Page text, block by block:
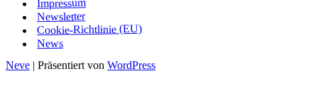
Impressum
Newsletter
Cookie-Richtlinie (EU)
News
Neve | Präsentiert von WordPress